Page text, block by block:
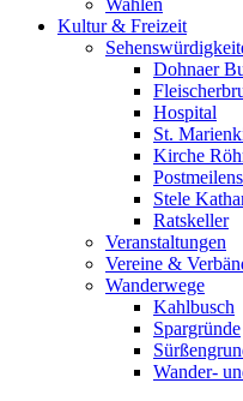
Wahlen
Kultur & Freizeit
Dohnaer
Hospital
St.
Kirche
Stele
Ratskeller
Veranstaltungen
Vereine &
Wanderwege
Kahlbusch
Spargründe
Wander-